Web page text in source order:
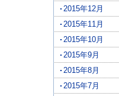
2015年12月
2015年11月
2015年10月
2015年9月
2015年8月
2015年7月